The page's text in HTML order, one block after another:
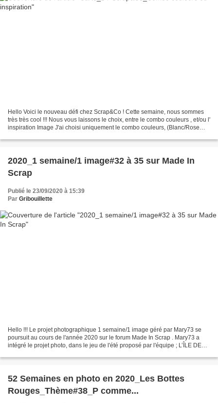
Hello Voici le nouveau défi chez Scrap&Co ! Cette semaine, nous sommes
très très cool !!! Nous vous laissons le choix, entre le combo couleurs , et/ou l'
inspiration Image J'ai choisi uniquement le combo couleurs, (Blanc/Rose
2020_1 semaine/1 image#32 à 35 sur Made In
Scrap
Publié le 23/09/2020 à 15:39
Par Gribouillette
Hello !!! Le projet photographique 1 semaine/1 image géré par Mary73 se
poursuit au cours de l'année 2020 sur le forum Made In Scrap . Mary73 a
intégré le projet photo, dans le jeu de l'été proposé par l'équipe ; L’ÎLE DES
52 Semaines en photo en 2020_Les Bottes
Rouges_Thème#38_P comme...